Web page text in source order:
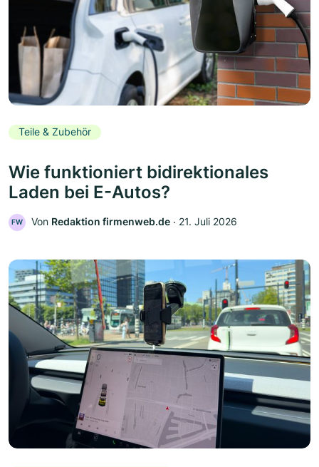
Teile & Zubehör
Wie funktioniert bidirektionales
Laden bei E-Autos?
FW Von Redaktion firmenweb.de ‧ 21. Juli 2026